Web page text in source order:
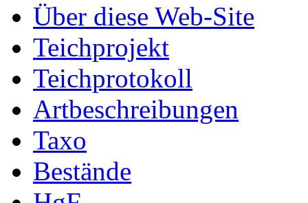
Über diese Web-Site
Teichprojekt
Teichprotokoll
Artbeschreibungen
Taxo
Bestände